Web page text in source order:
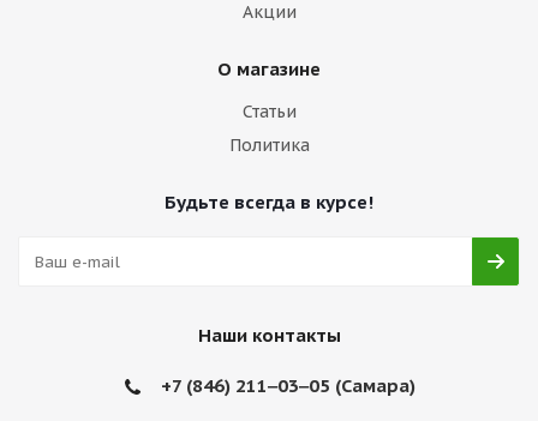
Акции
О магазине
Статьи
Политика
Будьте всегда в курсе!
Наши контакты
+7 (846) 211‒03‒05 (Самара)